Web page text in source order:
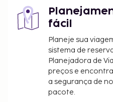
crianças com menos
do pagamento deste
Imposto municipal: de
1.50 EUR por
com menos de 15
pagamento deste
Imposto municipal: de
2.50 EUR por pessoa
fácil
Planeje sua
sistema de
Planejadora de
preços e
a segurança de
pacote.